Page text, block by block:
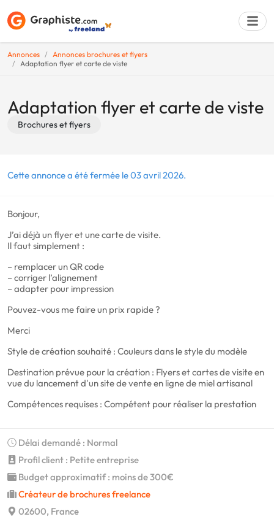
Annonces
Annonces brochures et flyers
Adaptation flyer et carte de viste
Adaptation flyer et carte de viste
Brochures et flyers
Cette annonce a été fermée le 03 avril 2026.
Bonjour,
J’ai déjà un flyer et une carte de visite.
Il faut simplement :
– remplacer un QR code
– corriger l’alignement
– adapter pour impression
Pouvez-vous me faire un prix rapide ?
Merci
Style de création souhaité : Couleurs dans le style du modèle
Destination prévue pour la création : Flyers et cartes de visite en
vue du lancement d'un site de vente en ligne de miel artisanal
Compétences requises : Compétent pour réaliser la prestation
Délai demandé : Normal
Profil client : Petite entreprise
Budget approximatif : moins de 300€
Créateur de brochures freelance
02600, France